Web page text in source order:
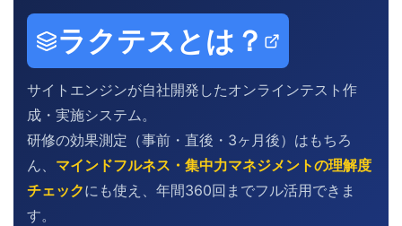
ラクテスとは？
サイトエンジンが自社開発したオンラインテスト作
成・実施システム。
研修の効果測定（事前・直後・3ヶ月後）はもちろ
ん、 マインドフルネス・集中力マネジメントの理解度
チェックにも使え、年間360回までフル活用できま
す。